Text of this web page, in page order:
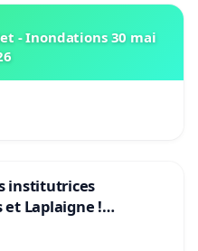
- Inondations 30 mai
institutrices
Laplaigne !
enfants.